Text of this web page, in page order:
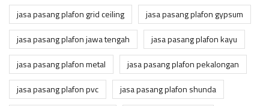
jasa pasang plafon grid ceiling
jasa pasang plafon gypsum
jasa pasang plafon jawa tengah
jasa pasang plafon kayu
jasa pasang plafon metal
jasa pasang plafon pekalongan
jasa pasang plafon pvc
jasa pasang plafon shunda